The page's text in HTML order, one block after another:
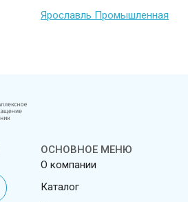
Ярославль Промышленная
ОСНОВНОЕ МЕНЮ
О компании
Каталог